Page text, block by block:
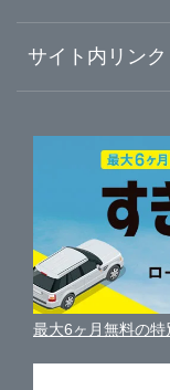
岐阜県
静岡県
三重県
初めての中古車
中古車人気ラン
自動車ローンを
ガリバーの自動
車買い替えの基
近くのお店で車
ガリバーの査定
車を売る時よく
便利な査定サー
中古車買取相場
車の個人売買ガ
車初心者まとめ
新車・中古車カ
車の燃費を調べる
車種別クチコミ
車比較サイト
サイト内リンク
サイトマップ
サイトの使用条件
利用規約
最大6ヶ月無料の特